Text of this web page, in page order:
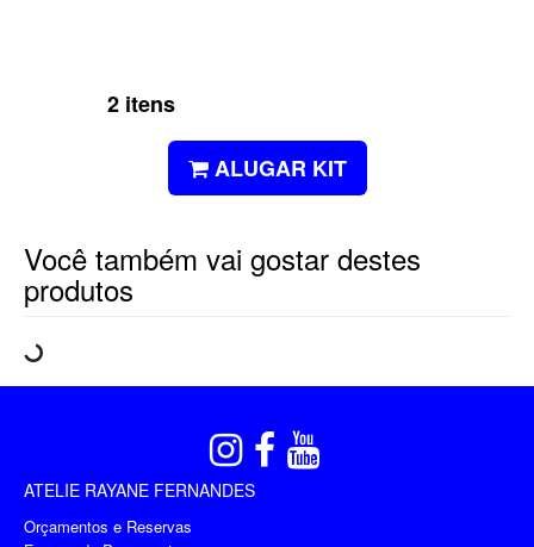
2 itens
ALUGAR KIT
Você também vai gostar destes
produtos
ATELIE RAYANE FERNANDES
Orçamentos e Reservas